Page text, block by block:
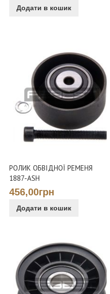
Додати в кошик
РОЛИК ОБВІДНОЇ РЕМЕНЯ
1887-ASH
456,00грн
Додати в кошик